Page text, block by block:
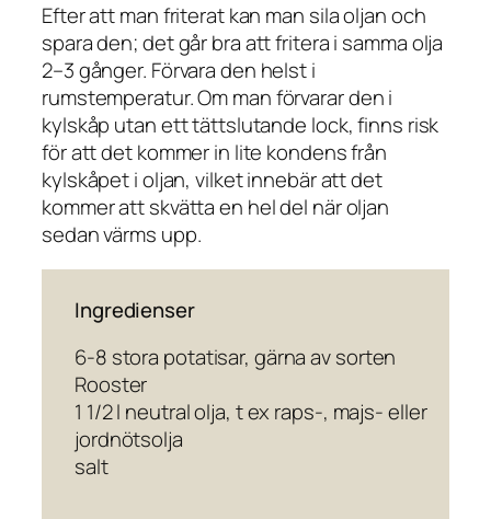
Efter att man friterat kan man sila oljan och
spara den; det går bra att fritera i samma olja
2–3 gånger. Förvara den helst i
rumstemperatur. Om man förvarar den i
kylskåp utan ett tättslutande lock, finns risk
för att det kommer in lite kondens från
kylskåpet i oljan, vilket innebär att det
kommer att skvätta en hel del när oljan
sedan värms upp.
Ingredienser
6-8 stora potatisar, gärna av sorten
Rooster
1 1/2 l neutral olja, t ex raps-, majs- eller
jordnötsolja
salt